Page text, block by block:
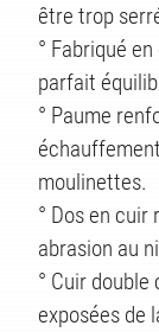
être trop
° Fabriqué
parfait
° Paume
moulinettes.
° Dos en
abrasion au
° Cuir
exposées de